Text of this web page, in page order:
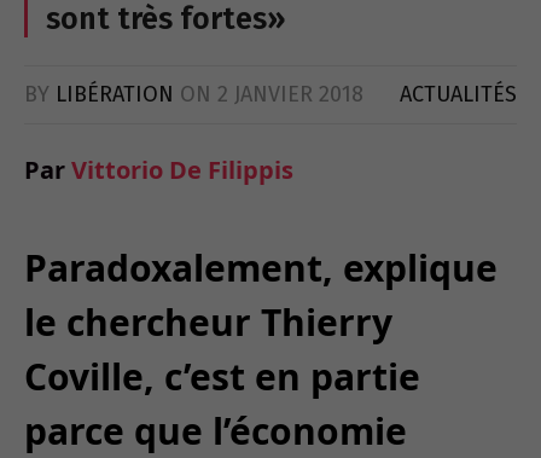
sont très fortes»
BY LIBÉRATION ON 2 JANVIER 2018 ACTUALITÉS
ParVittorio De Filippis
Paradoxalement, explique
le chercheur Thierry
Coville, c’est en partie
parce que l’économie